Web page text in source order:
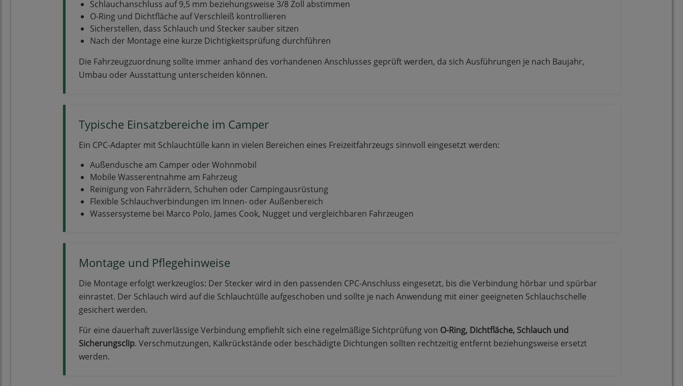
Schlauchanschluss auf 9,5 mm beziehungsweise 3/8 Zoll abstimmen
O-Ring und Dichtfläche auf Verschleiß kontrollieren
Sicherstellen, dass Schlauch und Stecker sauber sitzen
Nach der Montage eine kurze Dichtigkeitsprüfung durchführen
Die Fahrzeugzuordnung sollte immer anhand des vorhandenen Anschlusses geprüft werden, da sich Ausführungen je nach Baujahr,
Umbau oder Ausstattung unterscheiden können.
Typische Einsatzbereiche im Camper
Ein CPC-Adapter mit Schlauchtülle kann in vielen Bereichen eines Freizeitfahrzeugs sinnvoll eingesetzt werden:
Außendusche am Camper oder Wohnmobil
Mobile Wasserentnahme am Fahrzeug
Reinigung von Fahrrädern, Schuhen oder Campingausrüstung
Flexible Schlauchverbindungen im Innen- oder Außenbereich
Wassersysteme bei Marco Polo, James Cook, Nugget und vergleichbaren Fahrzeugen
Montage und Pflegehinweise
Die Montage erfolgt werkzeuglos: Der Stecker wird in den passenden CPC-Anschluss eingesetzt, bis die Verbindung hörbar und spürbar
einrastet. Der Schlauch wird auf die Schlauchtülle aufgeschoben und sollte je nach Anwendung mit einer geeigneten Schlauchschelle
gesichert werden.
Für eine dauerhaft zuverlässige Verbindung empfiehlt sich eine regelmäßige Sichtprüfung von O-Ring, Dichtfläche, Schlauch und
Sicherungsclip. Verschmutzungen, Kalkrückstände oder beschädigte Dichtungen sollten rechtzeitig entfernt beziehungsweise ersetzt
werden.